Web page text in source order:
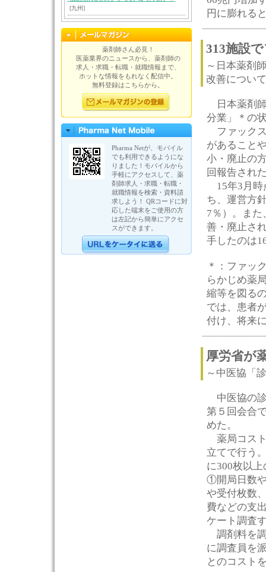
[九州]
薬剤師さん必見！
医薬業界のニュースから、薬剤師の
求人・求職・転職・就職情報まで、
ホットな情報をもれなく配信中。
無料登録はこちらから。
Pharma Netが、モバイル
でも利用できるようにな
りました！モバイルから
手軽にアクセスして、薬
剤師求人・求職・転職・
就職情報を検索・資料請
求しよう！ QRコードに対
応した端末をご使用の方
は左記から簡単にアクセ
スができます。
円に膨れる
313施設
～日本薬剤
改善につい
日本薬剤
分業」＊の
ファック
があること
小・廃止の
回報告され
15年3月時
ち、運営方
7％）。また
善・廃止さ
手したのは
＊：ファッ
らかじめ薬
縮等を図る
では、患者
付け、将来
厚労省が
～中医協「
中医協の
第５回会合
めた。
薬局コス
立てで行う
に300枚以
①開局日数
や受付枚数
費などの支
ケート調査
調剤料を
に調査員を
とのコスト